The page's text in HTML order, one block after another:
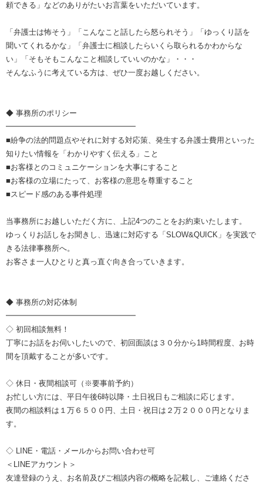
頼できる」などのありがたいお言葉をいただいています。
「弁護士は怖そう」「こんなこと話したら怒られそう」「ゆっくり話を
聞いてくれるかな」「弁護士に相談したらいくら取られるかわからな
い」「そもそもこんなこと相談していいのかな」・・・
そんなふうに考えている方は、ぜひ一度お越しください。
◆ 事務所のポリシー
━━━━━━━━━━━━━━━━━
■紛争の法的問題点やそれに対する対応策、発生する弁護士費用といった
知りたい情報を「わかりやすく伝える」こと
■お客様とのコミュニケーションを大事にすること
■お客様の立場にたって、お客様の意思を尊重すること
■スピード感のある事件処理
当事務所にお越しいただく方に、上記4つのことをお約束いたします。
ゆっくりお話しをお聞きし、迅速に対応する「SLOW&QUICK」を実践で
きる法律事務所へ。
お客さま一人ひとりと真っ直ぐ向き合っていきます。
◆ 事務所の対応体制
━━━━━━━━━━━━━━━━━
◇ 初回相談無料！
丁寧にお話をお伺いしたいので、初回面談は３０分から1時間程度、お時
間を頂戴することが多いです。
◇ 休日・夜間相談可（※要事前予約）
お忙しい方には、平日午後6時以降・土日祝日もご相談に応じます。
夜間の相談料は１万６５００円、土日・祝日は２万２０００円となりま
す。
◇ LINE・電話・メールからお問い合わせ可
＜LINEアカウント＞
友達登録のうえ、お名前及びご相談内容の概略を記載し、ご連絡くださ